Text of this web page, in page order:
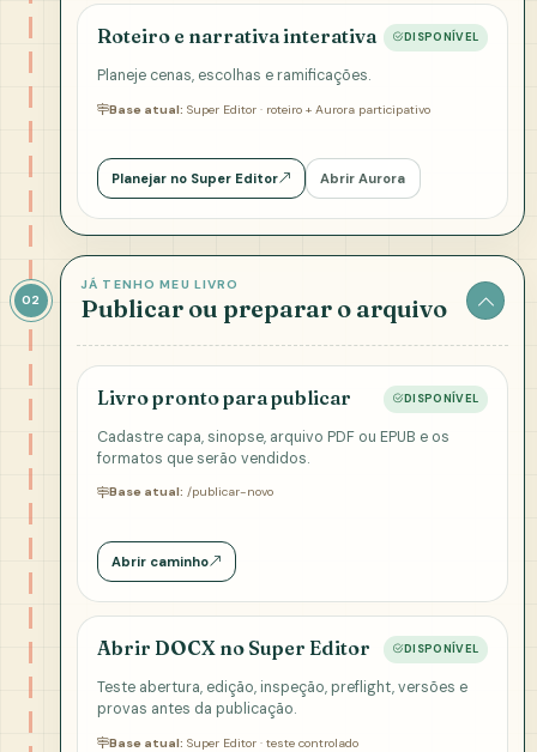
Roteiro e narrativa interativa DISPONÍVEL
Planeje cenas, escolhas e ramificações.
Base atual: Super Editor · roteiro + Aurora participativo
Planejar no Super Editor Abrir Aurora
02
JÁ TENHO MEU LIVRO
Publicar ou preparar o arquivo
Livro pronto para publicar DISPONÍVEL
Cadastre capa, sinopse, arquivo PDF ou EPUB e os
formatos que serão vendidos.
Base atual: /publicar-novo
Abrir caminho
Abrir DOCX no Super Editor DISPONÍVEL
Teste abertura, edição, inspeção, preflight, versões e
provas antes da publicação.
Base atual: Super Editor · teste controlado